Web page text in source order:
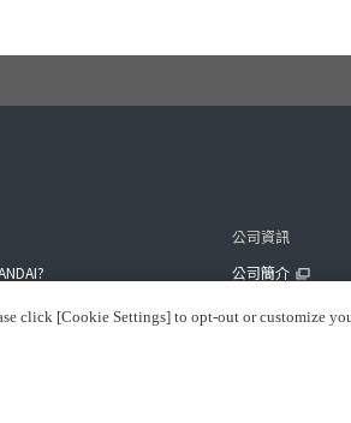
公司資訊
公司簡介
可持續發展
click [Cookie Settings] to opt-out or customize